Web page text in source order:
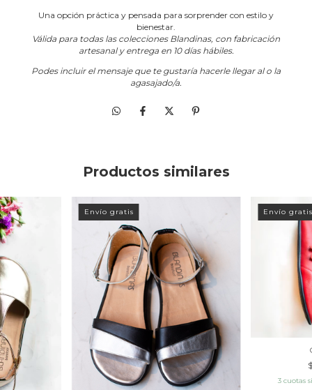
Una opción práctica y pensada para sorprender con estilo y
bienestar.
Válida para todas las colecciones Blandinas, con fabricación
artesanal y entrega en 10 días hábiles.
Podes incluir el mensaje que te gustaría hacerle llegar al o la
agasajado/a.
Productos similares
Envío gratis Envío
3 cuotas